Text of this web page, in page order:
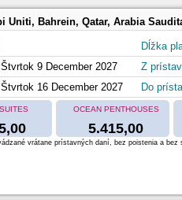
Uniti, Bahrein, Qatar, Arabia
Štvrtok 9 December 2027
Štvrtok 16 December 2027
Dĺžka
Z
Do
OCEAN PENTHOUSES
5.415,00
vrátane prístavných daní, bez poistenia a